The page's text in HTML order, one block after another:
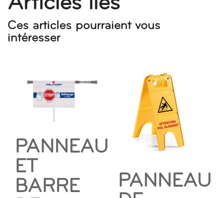
Ces articles pourraient vous
intéresser
PANNEAU
ET
BARRE
PANNEAU